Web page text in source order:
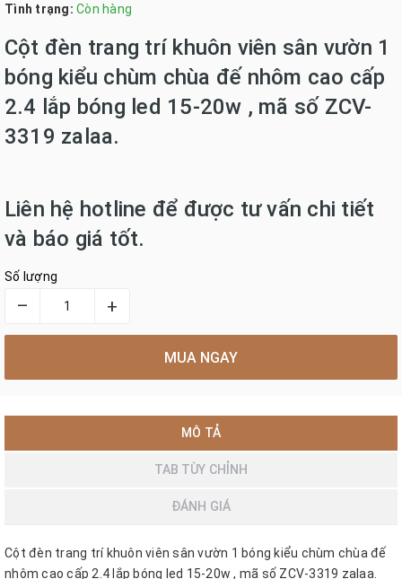
Tình trạng: Còn hàng
Cột đèn trang trí khuôn viên sân vườn 1
bóng kiểu chùm chùa đế nhôm cao cấp
2.4 lắp bóng led 15-20w , mã số ZCV-
3319 zalaa.
Liên hệ hotline để được tư vấn chi tiết
và báo giá tốt.
Số lượng
– +
MUA NGAY
MÔ TẢ
TAB TÙY CHỈNH
ĐÁNH GIÁ
Cột đèn trang trí khuôn viên sân vườn 1 bóng kiểu chùm chùa đế
nhôm cao cấp 2.4 lắp bóng led 15-20w , mã số ZCV-3319 zalaa.